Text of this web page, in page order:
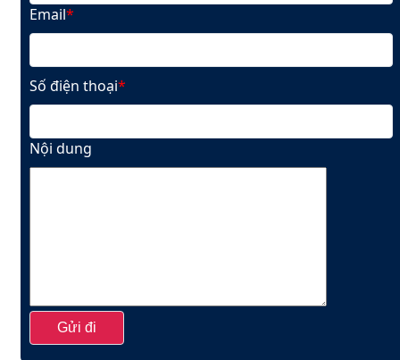
Email*
Số điện thoại*
Nội dung